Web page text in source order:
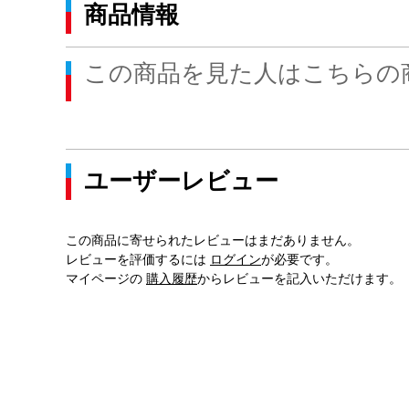
商品情報
この商品を見た人はこちら
ユーザーレビュー
この商品に寄せられたレビューはまだありません。
レビューを評価するには ログインが必要です。
マイページの 購入履歴からレビューを記入いただけます。